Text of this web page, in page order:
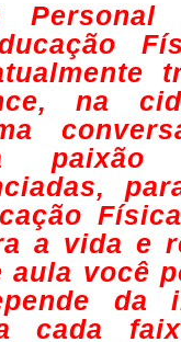
na
paixão
a vida e
aula você
da
cada